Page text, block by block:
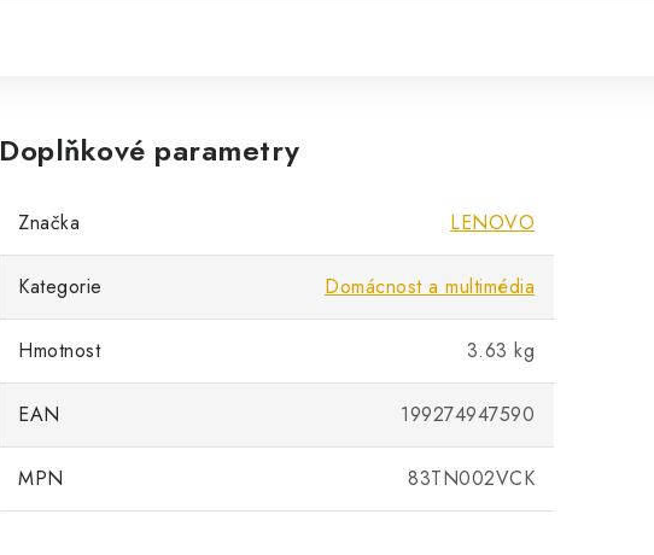
Doplňkové parametry
Značka LENOVO
Kategorie Domácnost a multimédia
Hmotnost 3.63 kg
EAN 199274947590
MPN 83TN002VCK